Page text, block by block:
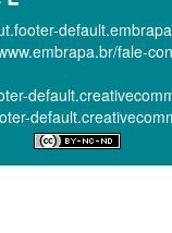
fale-